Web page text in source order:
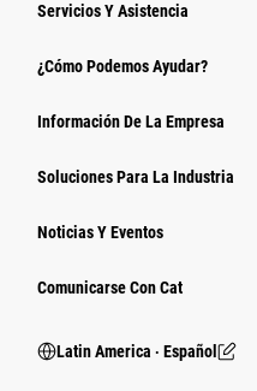
Servicios Y Asistencia
¿Cómo Podemos Ayudar?
Información De La Empresa
Soluciones Para La Industria
Noticias Y Eventos
Comunicarse Con Cat
Latin America ‧ Español